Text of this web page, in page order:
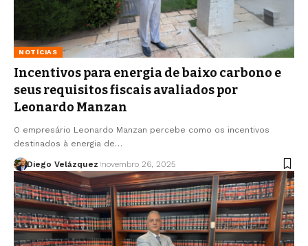
NOTÍCIAS
Incentivos para energia de baixo carbono e
seus requisitos fiscais avaliados por
Leonardo Manzan
O empresário Leonardo Manzan percebe como os incentivos
destinados à energia de…
Diego Velázquez novembro 26, 2025